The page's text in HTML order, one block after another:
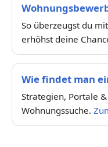
So überzeugst du
erhöhst deine
Wie findet man
Strategien, Portale
Wohnungssuche.